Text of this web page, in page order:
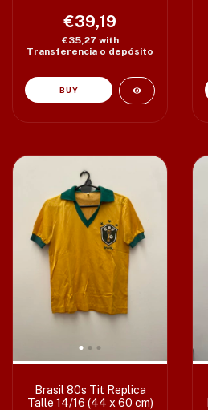
€39,19
€35,27 with
Transferencia o depósito
Brasil 80s Tit Replica
Talle 14/16 (44 x 60 cm)